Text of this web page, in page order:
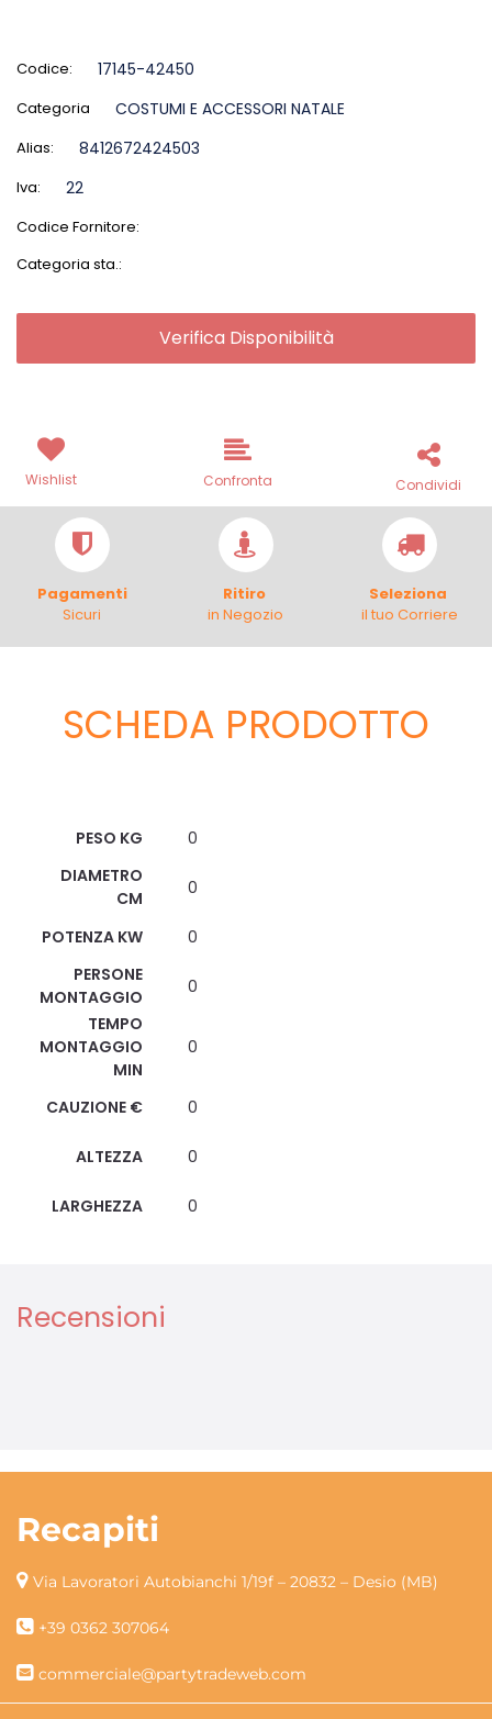
Codice: 17145-42450
Categoria COSTUMI E ACCESSORI NATALE
Alias: 8412672424503
Iva: 22
Codice Fornitore:
Categoria sta.:
Verifica Disponibilità
Wishlist Confronta Condividi
Pagamenti
Sicuri
Ritiro
in Negozio
Seleziona
il tuo Corriere
SCHEDA PRODOTTO
PESO KG
0
DIAMETRO
CM
0
POTENZA KW
0
PERSONE
MONTAGGIO
0
TEMPO
MONTAGGIO
MIN
0
CAUZIONE € 0
ALTEZZA 0
LARGHEZZA 0
Recensioni
Recapiti
Via Lavoratori Autobianchi 1/19f – 20832 – Desio (MB)
+39 0362 307064
commerciale@partytradeweb.com